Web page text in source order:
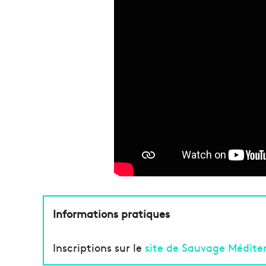
Informations pratiques
Inscriptions sur le site de Sauvage